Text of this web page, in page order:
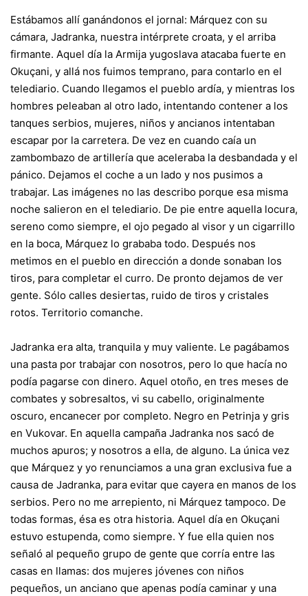
Estábamos allí ganándonos el jornal: Márquez con su
cámara, Jadranka, nuestra intérprete croata, y el arriba
firmante. Aquel día la Armija yugoslava atacaba fuerte en
Okuçani, y allá nos fuimos temprano, para contarlo en el
telediario. Cuando llegamos el pueblo ardía, y mientras los
hombres peleaban al otro lado, intentando contener a los
tanques serbios, mujeres, niños y ancianos intentaban
escapar por la carretera. De vez en cuando caía un
zambombazo de artillería que aceleraba la desbandada y el
pánico. Dejamos el coche a un lado y nos pusimos a
trabajar. Las imágenes no las describo porque esa misma
noche salieron en el telediario. De pie entre aquella locura,
sereno como siempre, el ojo pegado al visor y un cigarrillo
en la boca, Márquez lo grababa todo. Después nos
metimos en el pueblo en dirección a donde sonaban los
tiros, para completar el curro. De pronto dejamos de ver
gente. Sólo calles desiertas, ruido de tiros y cristales
rotos. Territorio comanche.
Jadranka era alta, tranquila y muy valiente. Le pagábamos
una pasta por trabajar con nosotros, pero lo que hacía no
podía pagarse con dinero. Aquel otoño, en tres meses de
combates y sobresaltos, vi su cabello, originalmente
oscuro, encanecer por completo. Negro en Petrinja y gris
en Vukovar. En aquella campaña Jadranka nos sacó de
muchos apuros; y nosotros a ella, de alguno. La única vez
que Márquez y yo renunciamos a una gran exclusiva fue a
causa de Jadranka, para evitar que cayera en manos de los
serbios. Pero no me arrepiento, ni Márquez tampoco. De
todas formas, ésa es otra historia. Aquel día en Okuçani
estuvo estupenda, como siempre. Y fue ella quien nos
señaló al pequeño grupo de gente que corría entre las
casas en llamas: dos mujeres jóvenes con niños
pequeños, un anciano que apenas podía caminar y una